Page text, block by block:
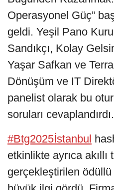
Operasyonel Güç”
geldi. Yeşil Pano
Sandıkçı, Kolay
Yaşar Safkan ve
Dönüşüm ve IT
panelist olarak bu
soruları cevaplandırdı.
#Btg2025İstanbul
etkinlikte ayrıca
gerçekleştirilen ödüllü